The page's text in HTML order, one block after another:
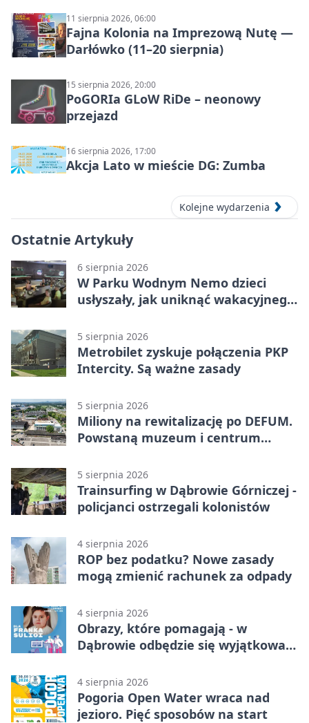
11 sierpnia 2026, 06:00
Fajna Kolonia na Imprezową Nutę —
Darłówko (11–20 sierpnia)
15 sierpnia 2026, 20:00
PoGORIa GLoW RiDe – neonowy
przejazd
16 sierpnia 2026, 17:00
Akcja Lato w mieście DG: Zumba
Kolejne wydarzenia
Ostatnie Artykuły
6 sierpnia 2026
W Parku Wodnym Nemo dzieci
usłyszały, jak uniknąć wakacyjnego
5 sierpnia 2026
Metrobilet zyskuje połączenia PKP
Intercity. Są ważne zasady
5 sierpnia 2026
Miliony na rewitalizację po DEFUM.
Powstaną muzeum i centrum
5 sierpnia 2026
Trainsurfing w Dąbrowie Górniczej -
policjanci ostrzegali kolonistów
4 sierpnia 2026
ROP bez podatku? Nowe zasady
mogą zmienić rachunek za odpady
4 sierpnia 2026
Obrazy, które pomagają - w
Dąbrowie odbędzie się wyjątkowa
4 sierpnia 2026
Pogoria Open Water wraca nad
jezioro. Pięć sposobów na start